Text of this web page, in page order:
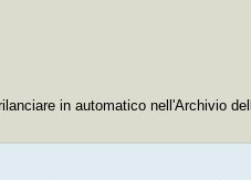
in automatico nell'Archivio